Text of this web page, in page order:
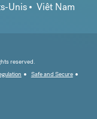
Unis Viêt Nam
reserved.
Safe and Secure